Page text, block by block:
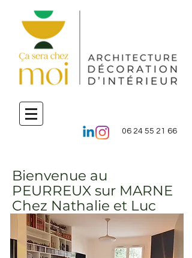
06 24 55 21 66
Bienvenue au
PEURREUX sur MARNE
Chez Nathalie et Luc